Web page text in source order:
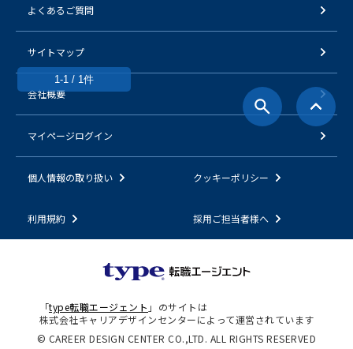
1-1 / 1件
よくあるご質問
サイトマップ
会社概要
マイページログイン
個人情報の取り扱い クッキーポリシー
利用規約 採用ご担当者様へ
「type転職エージェント 」のサイトは
株式会社キャリアデザインセンターによって運営されています
© CAREER DESIGN CENTER CO.,LTD. ALL RIGHTS RESERVED